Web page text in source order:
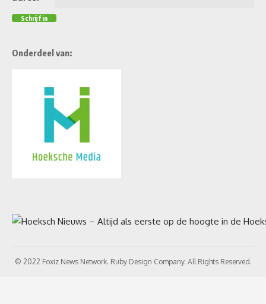
Onderdeel van:
© 2022 Foxiz News Network. Ruby Design Company. All Rights Reserved.